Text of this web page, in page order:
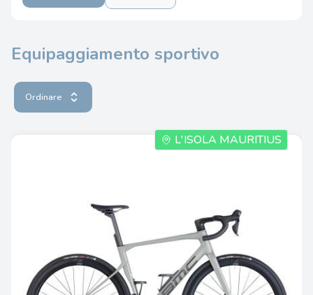
Equipaggiamento sportivo
Ordinare
L'ISOLA MAURITIUS